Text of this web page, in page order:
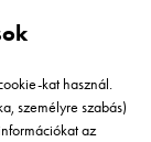
kat használ.
személyre szabás)
az